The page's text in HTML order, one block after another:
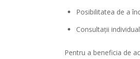
Posibilitatea de a
Consultații
Pentru a beneficia de